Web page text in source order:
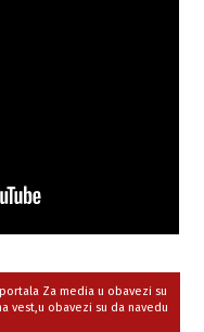
Za media u obavezi su
vest,u obavezi su da navedu